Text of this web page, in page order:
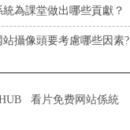
為課堂做出哪些貢獻？
攝像頭要考慮哪些因素?
看片免费网站係統